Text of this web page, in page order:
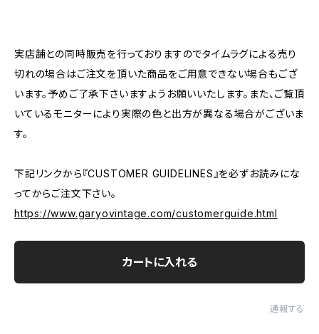
実店舗との同時販売を行っておりますのでタイムラグによる売り
切れの場合はご注文を頂いた商品をご用意できない場合もござ
います。予めご了承下さいますようお願いいたします。また、ご覧頂
いているモニターにより実際の色と出方が異なる場合がございま
す。
下記リンクから『CUSTOMER GUIDELINES』を必ずお読みにな
ってからご注文下さい。
https://www.garyovintage.com/customerguide.html
カートに入れる
通報する